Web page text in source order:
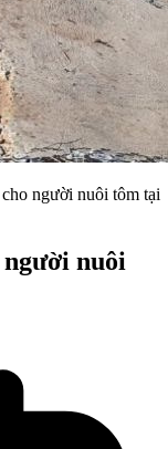
người nuôi tôm tại
nuôi